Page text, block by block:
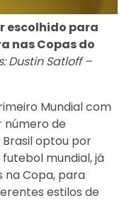
escolhido para
nas Copas do
Dustin Satloff –
Mundial com
número de
optou por
mundial, já
na Copa, para
estilos de